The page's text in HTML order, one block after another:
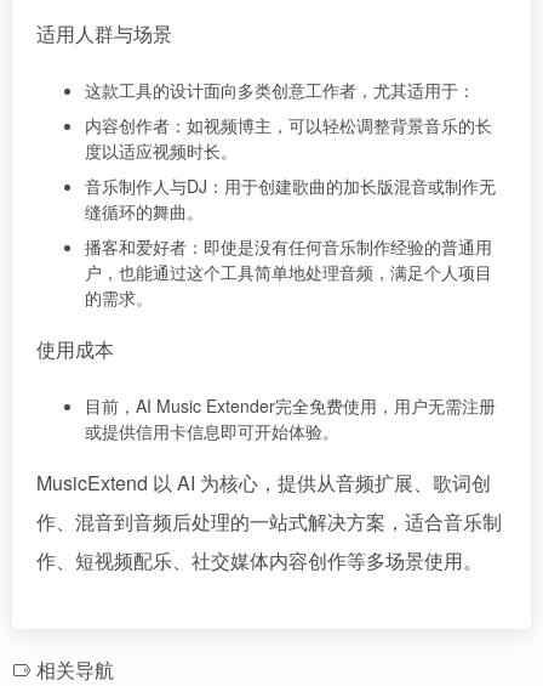
适用人群与场景
这款工具的设计面向多类创意工作者，尤其适用于：
内容创作者：如视频博主，可以轻松调整背景音乐的长
度以适应视频时长。
音乐制作人与DJ：用于创建歌曲的加长版混音或制作无
缝循环的舞曲。
播客和爱好者：即使是没有任何音乐制作经验的普通用
户，也能通过这个工具简单地处理音频，满足个人项目
的需求。
使用成本
目前，AI Music Extender完全免费使用，用户无需注册
或提供信用卡信息即可开始体验。
MusicExtend 以 AI 为核心，提供从音频扩展、歌词创
作、混音到音频后处理的一站式解决方案，适合音乐制
作、短视频配乐、社交媒体内容创作等多场景使用。
相关导航